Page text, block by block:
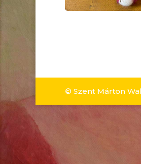
© Szent Márton